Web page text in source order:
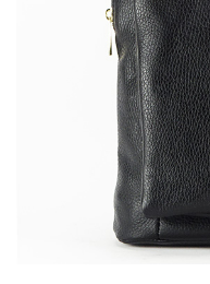
Incaltamine primavara-
Imbracaminte
Camasi si topuri
Blugi si pantaloni
Pulovere si cardigane
Incaltaminte toamna-